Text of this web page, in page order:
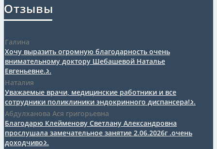
Отзывы
Галина
Хочу выразить огромную благодарность очень
внимательному доктору Шебашевой Наталье
Евгеньевне....
Наталия
Уважаемые врачи, медицинские работники и все
сотрудники поликлиники эндокринного диспансера!...
Абдулханова Ася григорьевна
Благодарю Клейменову Светлану Александровна
прослушала замечательное занятие 2.06.2026г .очень
доходчиво...